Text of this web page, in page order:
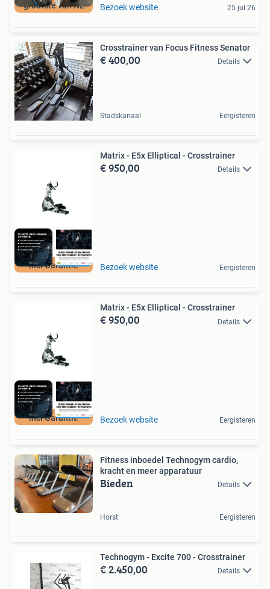
grootste van NL Bezoek website 25 jul 26
Crosstrainer van Focus Fitness Senator
€ 400,00 Details
Stadskanaal Eergisteren
incl Garantie
Matrix - E5x Elliptical - Crosstrainer
€ 950,00 Details
Bezoek website Eergisteren
incl Garantie
Matrix - E5x Elliptical - Crosstrainer
€ 950,00 Details
Bezoek website Eergisteren
Fitness inboedel Technogym cardio,
kracht en meer apparatuur
Bieden Details
Horst Eergisteren
Technogym - Excite 700 - Crosstrainer
€ 2.450,00 Details